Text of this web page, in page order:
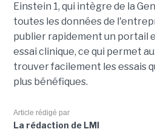
Einstein 1, qui intègre de la
toutes les données de
publier rapidement un portail
essai clinique, ce qui permet
trouver facilement les essais
plus bénéfiques.
Article rédigé par
La rédaction de LMI